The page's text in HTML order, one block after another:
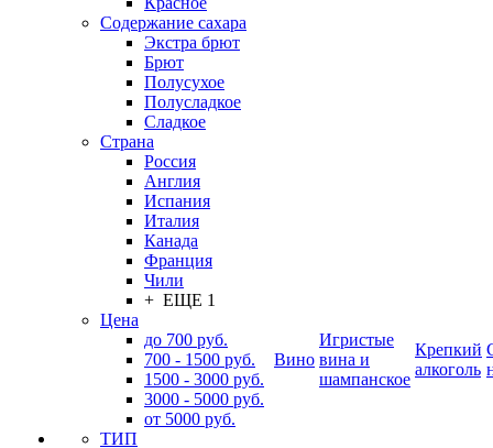
Содержание сахара
Экстра брют
Брют
Полусухое
Полусладкое
Сладкое
Страна
Россия
Англия
Испания
Италия
Канада
Франция
Чили
+ ЕЩЕ 1
Цена
до 700 руб.
700 - 1500 руб.
1500 - 3000 руб.
3000 - 5000 руб.
от 5000 руб.
ТИП
Вино
Игристые
вина и
шампанское
Крепкий
алкоголь